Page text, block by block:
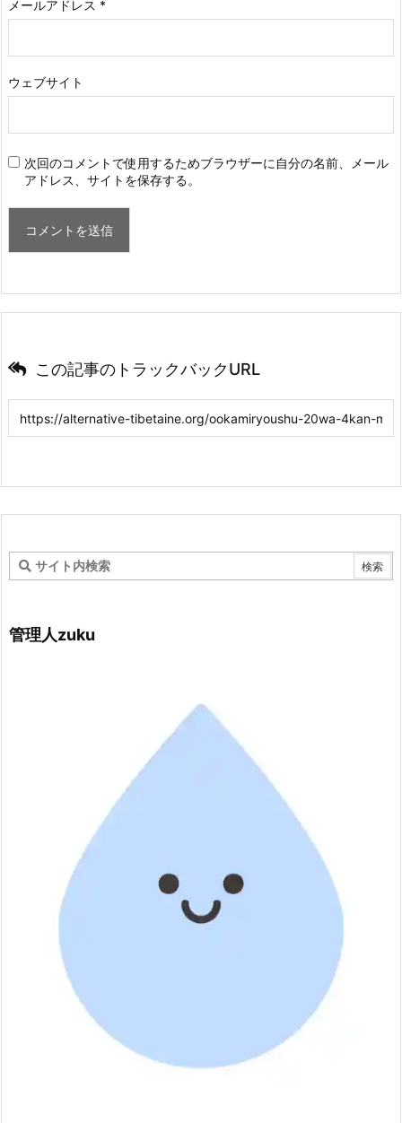
メールアドレス *
ウェブサイト
次回のコメントで使用するためブラウザーに自分の名前、メール
アドレス、サイトを保存する。
この記事のトラックバックURL
管理人zuku